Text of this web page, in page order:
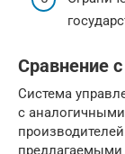
Сравнение
Система
с
предлагаемыми